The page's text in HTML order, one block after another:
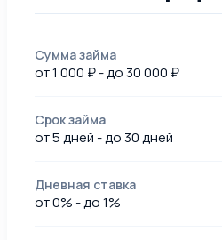
Сумма займа
от 1 000 ₽ - до 30 000 ₽
Срок займа
от 5 дней - до 30 дней
Дневная ставка
от 0% - до 1%